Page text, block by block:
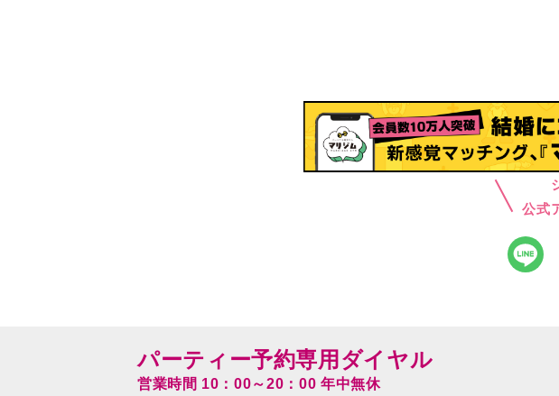
公式
パーティー予約専用ダイヤル
営業時間 10：00～20：00 年中無休